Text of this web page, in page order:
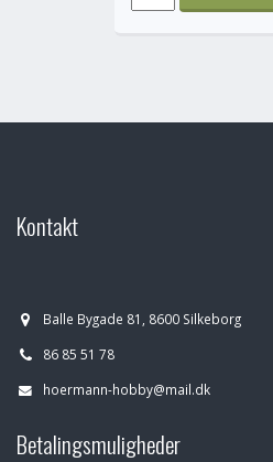
Kontakt
Balle Bygade 81, 8600 Silkeborg
86 85 51 78
hoermann-hobby@mail.dk
Betalingsmuligheder